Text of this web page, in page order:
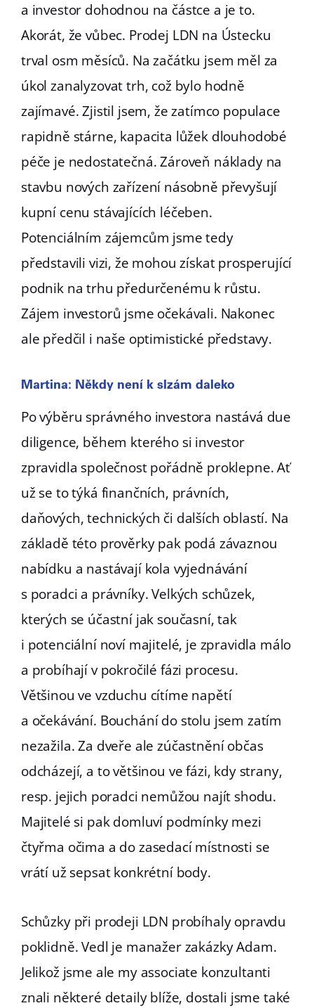
a investor dohodnou na částce a je to.
Akorát, že vůbec. Prodej LDN na Ústecku
trval osm měsíců. Na začátku jsem měl za
úkol zanalyzovat trh, což bylo hodně
zajímavé. Zjistil jsem, že zatímco populace
rapidně stárne, kapacita lůžek dlouhodobé
péče je nedostatečná. Zároveň náklady na
stavbu nových zařízení násobně převyšují
kupní cenu stávajících léčeben.
Potenciálním zájemcům jsme tedy
představili vizi, že mohou získat prosperující
podnik na trhu předurčenému k růstu.
Zájem investorů jsme očekávali. Nakonec
ale předčil i naše optimistické představy.
Martina: Někdy není k slzám daleko
Po výběru správného investora nastává due
diligence, během kterého si investor
zpravidla společnost pořádně proklepne. Ať
už se to týká finančních, právních,
daňových, technických či dalších oblastí. Na
základě této prověrky pak podá závaznou
nabídku a nastávají kola vyjednávání
s poradci a právníky. Velkých schůzek,
kterých se účastní jak současní, tak
i potenciální noví majitelé, je zpravidla málo
a probíhají v pokročilé fázi procesu.
Většinou ve vzduchu cítíme napětí
a očekávání. Bouchání do stolu jsem zatím
nezažila. Za dveře ale zúčastnění občas
odcházejí, a to většinou ve fázi, kdy strany,
resp. jejich poradci nemůžou najít shodu.
Majitelé si pak domluví podmínky mezi
čtyřma očima a do zasedací místnosti se
vrátí už sepsat konkrétní body.
Schůzky při prodeji LDN probíhaly opravdu
poklidně. Vedl je manažer zakázky Adam.
Jelikož jsme ale my associate konzultanti
znali některé detaily blíže, dostali jsme také